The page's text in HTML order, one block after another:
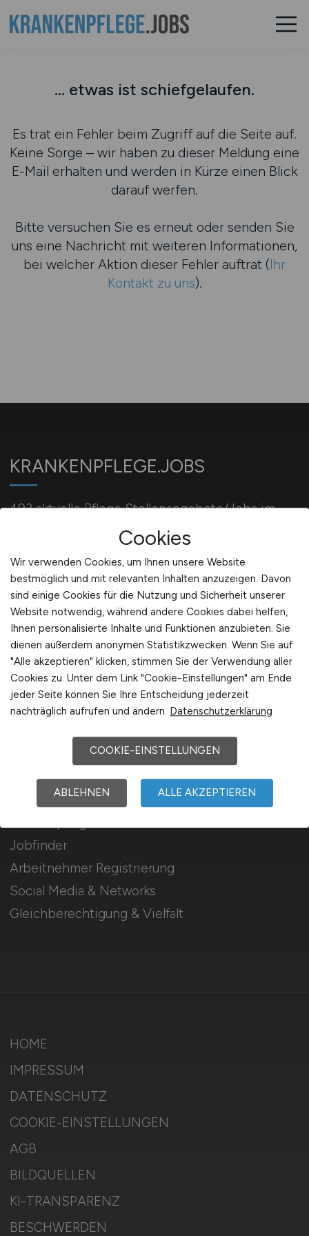
... etwas ist schiefgelaufen.
Es trat ein Fehler beim Zugriff auf die Seite auf.
Keine Sorge – wir haben zu dieser Meldung eine
E-Mail erhalten und werden in Kürze einen Blick
darauf werfen.
Bitte versuchen Sie es erneut oder senden Sie
uns eine Nachricht mit weiteren Informationen,
bei welcher Aktion dieser Fehler auftrat (Ihr
Kontakt zu uns).
KRANKENPFLEGE.JOBS
493 aktuelle Pflege Stellenangebote/Jobs im
Krankenhaus/Kliniken/Pflegeeinrichtungen
Für Arbeitnehmer
Jobfinder
Arbeitnehmer Registrierung
Social Media & Networks
Gleichberechtigung & Vielfalt
Für Arbeitgeber
Stellenanzeigen schalten
Mediadaten & Konditionen
Arbeitgeber Seite
Arbeitgeber Kontakt
Karrierenetzwerk
HOME
IMPRESSUM
DATENSCHUTZ
COOKIE-EINSTELLUNGEN
AGB
BILDQUELLEN
KI-TRANSPARENZ
BESCHWERDEN
Cookies
Wir verwenden Cookies, um Ihnen unsere Website
bestmöglich und mit relevanten Inhalten anzuzeigen. Davon
sind einige Cookies für die Nutzung und Sicherheit unserer
Website notwendig, während andere Cookies dabei helfen,
Ihnen personalisierte Inhalte und Funktionen anzubieten. Sie
dienen außerdem anonymen Statistikzwecken. Wenn Sie auf
"Alle akzeptieren" klicken, stimmen Sie der Verwendung aller
Cookies zu. Unter dem Link "Cookie-Einstellungen" am Ende
jeder Seite können Sie Ihre Entscheidung jederzeit
nachträglich aufrufen und ändern. Datenschutzerklärung
COOKIE-EINSTELLUNGEN
ABLEHNEN ALLE AKZEPTIEREN